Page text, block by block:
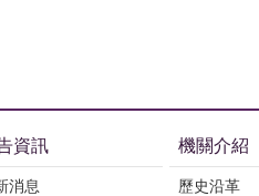
資訊
消息
機關介紹
歷史沿革